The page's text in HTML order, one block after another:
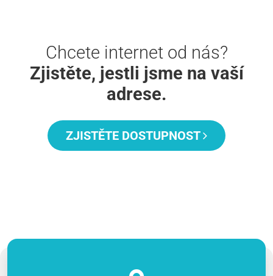
Chcete internet od nás?
Zjistěte, jestli jsme na vaší
adrese.
ZJISTĚTE DOSTUPNOST